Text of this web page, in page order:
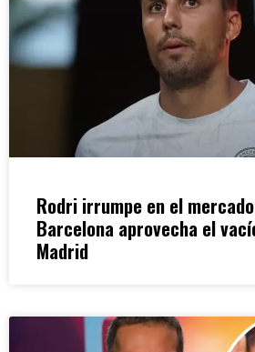
Rodri irrumpe en el
Barcelona aprovecha el
Madrid